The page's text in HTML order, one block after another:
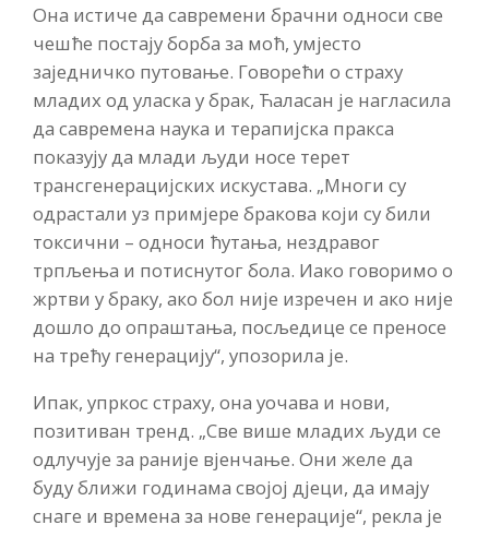
Она истиче да савремени брачни односи све
чешће постају борба за моћ, умјесто
заједничко путовање. Говорећи о страху
младих од уласка у брак, Ћаласан је нагласила
да савремена наука и терапијска пракса
показују да млади људи носе терет
трансгенерацијских искустава. „Многи су
одрастали уз примјере бракова који су били
токсични – односи ћутања, нездравог
трпљења и потиснутог бола. Иако говоримо о
жртви у браку, ако бол није изречен и ако није
дошло до опраштања, посљедице се преносе
на трећу генерацију“, упозорила је.
Ипак, упркос страху, она уочава и нови,
позитиван тренд. „Све више младих људи се
одлучује за раније вјенчање. Они желе да
буду ближи годинама својој дјеци, да имају
снаге и времена за нове генерације“, рекла је